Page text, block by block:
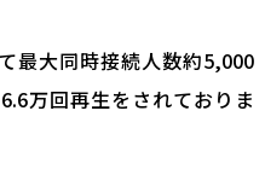
最大同時接続人数約5,000
万回再生をされておりま